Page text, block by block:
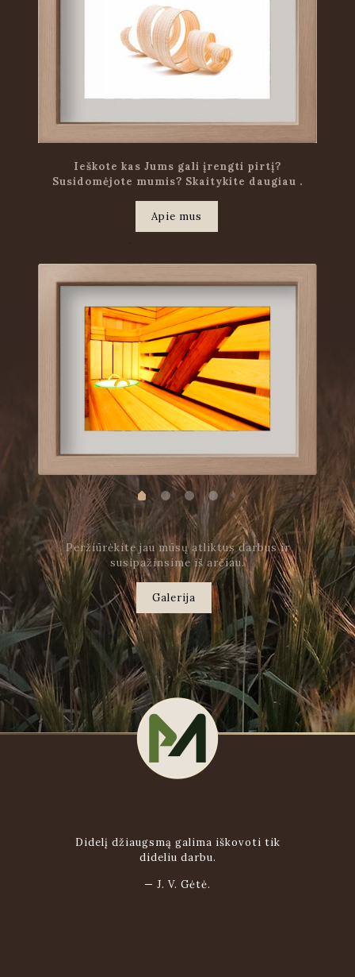
Ieškote kas Jums gali įrengti pirtį?
Susidomėjote mumis? Skaitykite daugiau .
.
Apie mus
Peržiūrėkite jau mūsų atliktus darbus ir
susipažinsime iš arčiau.
Galerija
Didelį džiaugsmą galima iškovoti tik
dideliu darbu.
— J. V. Gėtė.